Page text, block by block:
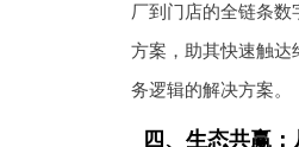
厂到门店的全链条
方案，助其快速触达
务逻辑的解决方案。
四、生态共赢：